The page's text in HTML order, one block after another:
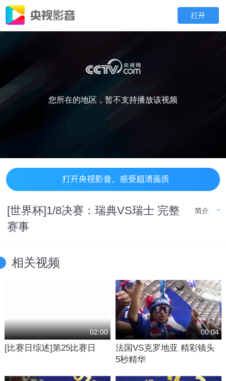
您所在的地区，暂不支持播放该视频
[世界杯]1/8决赛：瑞典VS瑞士 完整
赛事
简介
相关视频
02:00
[比赛日综述]第25比赛日
00:04
法国VS克罗地亚 精彩镜头
5秒精华